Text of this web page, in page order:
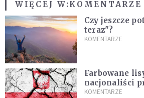
WIĘCEJ W:KOMENTARZE
Czy jeszcze
teraz"?
KOMENTARZE
Farbowane
nacjonaliści
chrześcijan
KOMENTARZE